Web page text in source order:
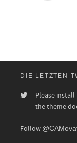
DIE LETZTEN
Please
the theme
Follow